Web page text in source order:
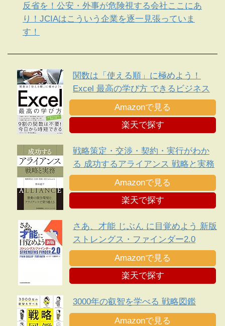
反省を！公安・外事が危険視する会社ここにあ
り！JCIAはこういう企業を逐一見張っていま
す！
関数は「使える順」に極めよう！
Excel 最高の学び方 できるビジネス
シリーズ
Amazonで見る
楽天で探す
戦略策定・交渉・契約・実行がわか
る 成功するアライアンス 戦略と実務
Amazonで見る
楽天で探す
さあ、才能 じぶん に目覚めよう 新版
ストレングス・ファインダー2.0
Amazonで見る
楽天で探す
3000年の叡智を学べる 戦略図鑑
Amazonで見る